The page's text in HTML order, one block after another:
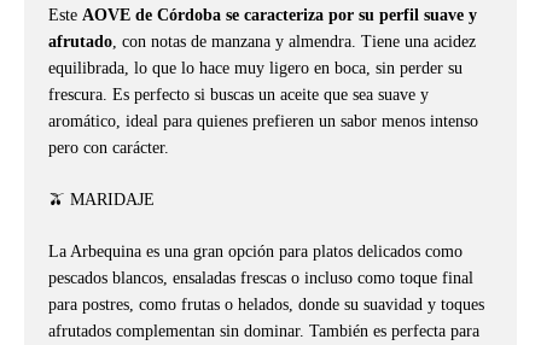
Este AOVE de Córdoba se caracteriza por su perfil suave y
afrutado, con notas de manzana y almendra. Tiene una acidez
equilibrada, lo que lo hace muy ligero en boca, sin perder su
frescura. Es perfecto si buscas un aceite que sea suave y
aromático, ideal para quienes prefieren un sabor menos intenso
pero con carácter.
🫒 MARIDAJE
La Arbequina es una gran opción para platos delicados como
pescados blancos, ensaladas frescas o incluso como toque final
para postres, como frutas o helados, donde su suavidad y toques
afrutados complementan sin dominar. También es perfecta para